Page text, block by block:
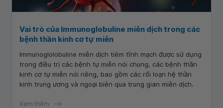
Vai trò của Immunoglobuline miễn dịch trong các
bệnh thần kinh cơ tự miễn
Immunoglolobuline miễn dịch tiêm tĩnh mạch được sử dụng
trong điều trị các bệnh tự miễn nói chung, các bệnh thần
kinh cơ tự miễn nói riêng, bao gồm các rối loạn hệ thần
kinh trung ương và ngoại biên qua trung gian miễn dịch.
Xem thêm